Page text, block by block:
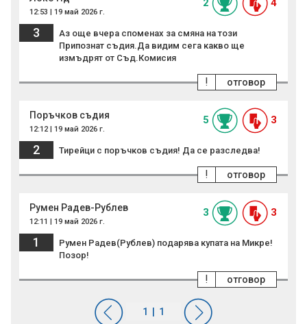
12:53 | 19 май 2026 г.
2 4
3
Аз още вчера споменах за смяна на този
Припознат съдия.Да видим сега какво ще
измъдрят от Съд.Комисия
отговор
!
Поръчков съдия
12:12 | 19 май 2026 г.
5 3
2 Тирейци с поръчков съдия! Да се разследва!
отговор
!
Румен Радев-Рублев
12:11 | 19 май 2026 г.
3 3
1
Румен Радев(Рублев) подарява купата на Микре!
Позор!
отговор
!